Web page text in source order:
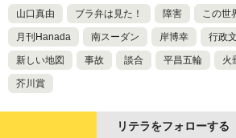
山口真由 ブラ弁は見た！ 障害 この世
月刊Hanada 南スーダン 岸博幸 行政
新しい地図 事故 談合 平昌五輪 火
芥川賞
リテラをフォローする